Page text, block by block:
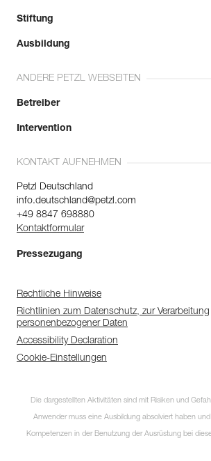
Stiftung
Ausbildung
ANDERE PETZL WEBSEITEN
Betreiber
Intervention
KONTAKT AUFNEHMEN
Petzl Deutschland
info.deutschland@petzl.com
+49 8847 698880
Kontaktformular
Pressezugang
Rechtliche Hinweise
Richtlinien zum Datenschutz, zur Verarbeitung
personenbezogener Daten
Accessibility Declaration
Cookie-Einstellungen
Die dargestellten Aktivitäten sind mit Risiken und
Anwender muss eine Ausbildung absolviert haben
Kompetenzen in der Benutzung der Ausrüstung bei